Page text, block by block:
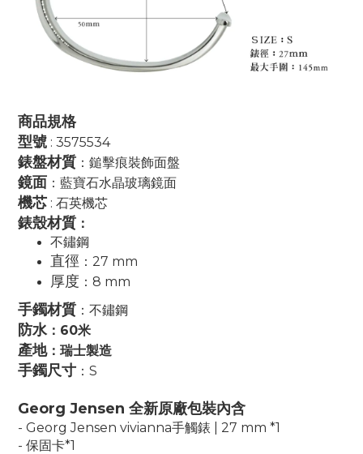
商品規格
型號 : 3575534
錶盤材質 ：鎚擊痕裝飾面盤
鏡面 ：藍寶石水晶玻璃鏡面
機芯 : 石英機芯
錶殼材質 ：
不鏽鋼
直徑 ：27 mm
厚度 ：8 mm
手鐲材質 ：不鏽鋼
防水 ：60米
產地：瑞士製造
手鐲尺寸 ：S
Georg Jensen 全新原廠包裝內含
- Georg Jensen vivianna手觸錶 | 27 mm *1
- 保固卡*1